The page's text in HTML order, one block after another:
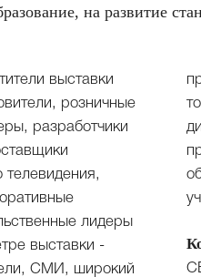
на развитие
выставки
розничные
разработчики
телевидения,
лидеры
выставки -
СМИ, широкий